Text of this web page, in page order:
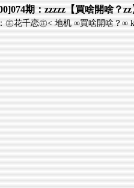
期：zzzzz【買啥開啥？
㊣花千恋㊣< 地机 ∞買啥開啥？∞